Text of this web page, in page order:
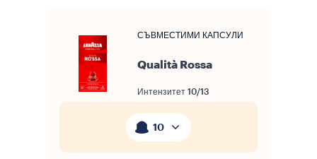
СЪВМЕСТИМИ КАПСУЛИ
Qualità Rossa
Интензитет 10/13
10